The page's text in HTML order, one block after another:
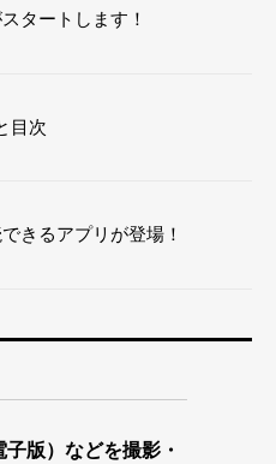
タートします！
目次
きるアプリが登場！
版）などを撮影・